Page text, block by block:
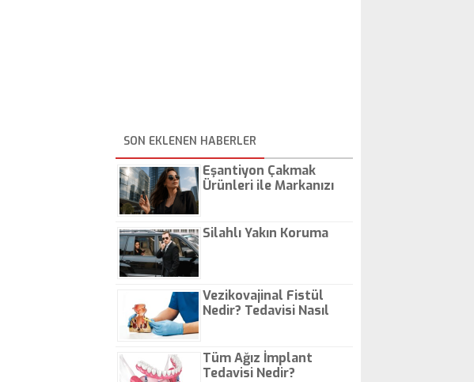
SON EKLENEN HABERLER
Eşantiyon Çakmak
Ürünleri ile Markanızı
Silahlı Yakın Koruma
Vezikovajinal Fistül
Nedir? Tedavisi Nasıl
Tüm Ağız İmplant
Tedavisi Nedir?